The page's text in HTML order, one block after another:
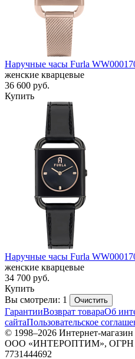
Наручные часы Furla
женские кварцевые
36 600 руб.
Купить
Наручные часы Furla
женские кварцевые
34 700 руб.
Купить
Вы смотрели: 1
Очистить
ГарантииВозврат товараОб
сайтаПользовательское
© 1998–2026 Интернет-
ООО «ИНТЕРОПТИМ», ОГРН
7731444692